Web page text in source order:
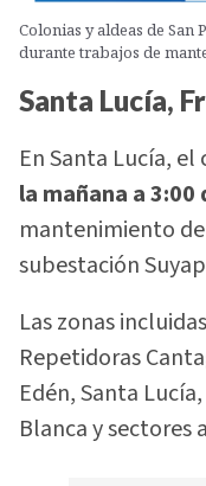
Colonias y aldeas de
durante trabajos de
Santa Lucía,
En Santa Lucía,
la mañana a 3:00
mantenimiento
subestación
Las zonas
Repetidoras
Edén, Santa
Blanca y sectores